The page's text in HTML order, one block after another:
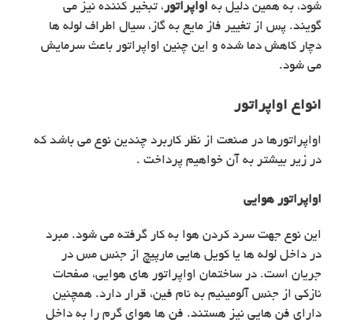
شود، به همین دلیل به اواپراتور، تبخیر کننده نیز می
گویند. پس از تغییر فاز مایع به گاز، سیال اطراف لوله ها
دچار کاهش دما شده و این چنین اواپراتور باعث سرمایش
می شود.
انواع اواپراتور
اواپراتورها در صنعت از نظر کاربرد چندین نوع می باشد که
در زیر بیشتر به آن خواهیم پرداخت .
اواپراتور هوایی
این نوع جهت سرد کردن هوا به کار گرفته می شود. مبرد
در داخل لوله ها یا کویل هایی مارپیچ از جنس مس در
جریان است. در ساختمان اواپراتور های هوایی، صفحات
نازکی از جنس آلومینیم به نام فین، قرار دارد. همچنین
دارای فن هایی نیز هستند. فن ها هوای گرم را به داخل